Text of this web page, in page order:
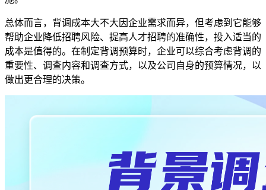
总体而言，背调成本大不大因企业需求而异，但考虑到它能够
帮助企业降低招聘风险、提高人才招聘的准确性，投入适当的
成本是值得的。在制定背调预算时，企业可以综合考虑背调的
重要性、调查内容和调查方式，以及公司自身的预算情况，以
做出更合理的决策。